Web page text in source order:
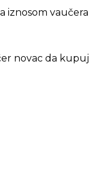
iznosom
novac da